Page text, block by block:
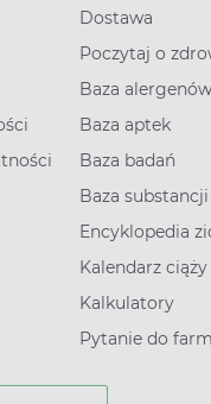
Dostawa
Poczytaj o
Baza alergenów
Baza aptek
Baza badań
Baza
Encyklopedia
Kalendarz ciąży
Kalkulatory
Pytanie do